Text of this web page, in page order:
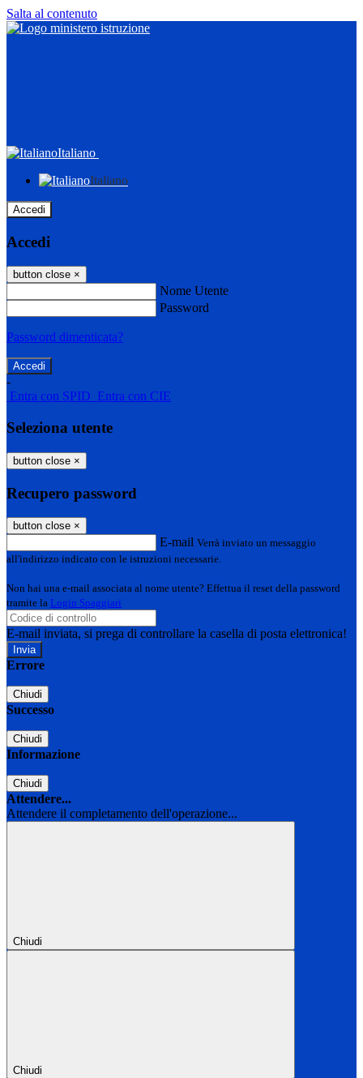
Salta al contenuto
Italiano
Italiano
Accedi
Accedi
button close ×
Nome Utente
Password
Password dimenticata?
-
Entra con SPID Entra con CIE
Seleziona utente
button close ×
Recupero password
button close ×
E-mail Verrà inviato un messaggio
all'indirizzo indicato con le istruzioni necessarie.
Non hai una e-mail associata al nome utente? Effettua il reset della password
tramite la Login Spaggiari
E-mail inviata, si prega di controllare la casella di posta elettronica!
Errore
Chiudi
Successo
Chiudi
Informazione
Chiudi
Attendere...
Attendere il completamento dell'operazione...
Chiudi
Chiudi